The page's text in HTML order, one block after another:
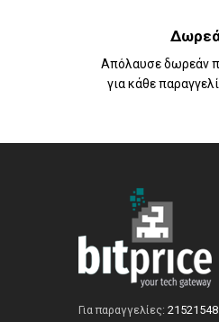
Απόλαυσε δωρεάν
για κάθε
Για παραγγελίες: